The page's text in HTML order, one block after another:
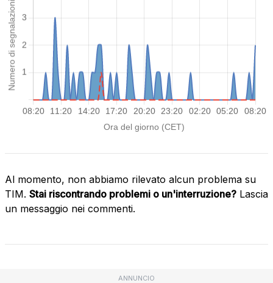
Al momento, non abbiamo rilevato alcun problema su
TIM. Stai riscontrando problemi o un'interruzione? Lascia
un messaggio nei commenti.
ANNUNCIO